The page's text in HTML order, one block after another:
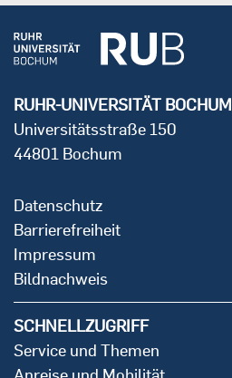
RUHR-UNIVERSITÄT BOCHUM
Universitätsstraße 150
44801 Bochum
Datenschutz
Barrierefreiheit
Impressum
Bildnachweis
SCHNELLZUGRIFF
Service und Themen